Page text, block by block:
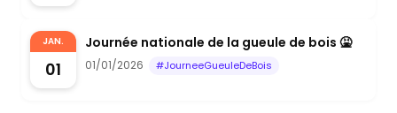
JAN.
01
Journée nationale de la gueule de bois 🤮
01/01/2026 #JourneeGueuleDeBois